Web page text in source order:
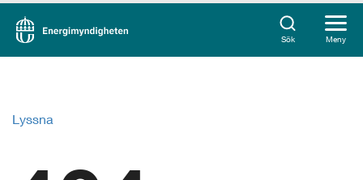
Sök Meny
Lyssna